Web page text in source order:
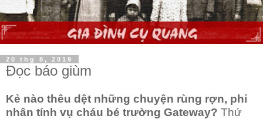
20 thg 8, 2019
Đọc báo giùm
Kẻ nào thêu dệt những chuyện rùng rợn, phi
nhân tính vụ cháu bé trường Gateway? Thứ